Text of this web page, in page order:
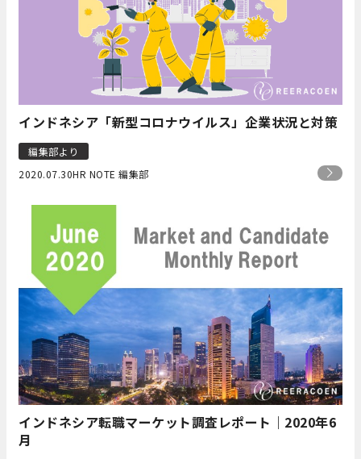
インドネシア「新型コロナウイルス」企業状況と対策
編集部より
2020.07.30HR NOTE 編集部
インドネシア転職マーケット調査レポート｜2020年6
月